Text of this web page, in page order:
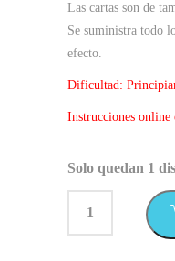
Las cartas son de
Se suministra todo
efecto.
Dificultad:
Instrucciones online
Solo quedan 1